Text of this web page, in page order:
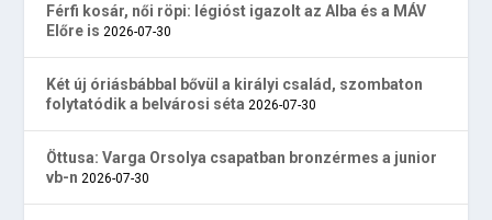
Férfi kosár, női röpi: légióst igazolt az Alba és a MÁV
Előre is 2026-07-30
Két új óriásbábbal bővül a királyi család, szombaton
folytatódik a belvárosi séta 2026-07-30
Öttusa: Varga Orsolya csapatban bronzérmes a junior
vb-n 2026-07-30